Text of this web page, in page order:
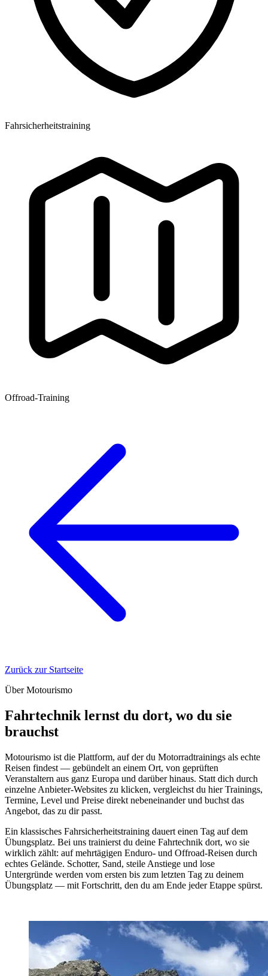
Fahrsicherheitstraining
Offroad-Training
Zurück zur Startseite
Über Motourismo
Fahrtechnik lernst du dort, wo du sie
brauchst
Motourismo ist die Plattform, auf der du Motorradtrainings als echte
Reisen findest — gebündelt an einem Ort, von geprüften
Veranstaltern aus ganz Europa und darüber hinaus. Statt dich durch
einzelne Anbieter-Websites zu klicken, vergleichst du hier Trainings,
Termine, Level und Preise direkt nebeneinander und buchst das
Angebot, das zu dir passt.
Ein klassisches Fahrsicherheitstraining dauert einen Tag auf dem
Übungsplatz. Bei uns trainierst du deine Fahrtechnik dort, wo sie
wirklich zählt: auf mehrtägigen Enduro- und Offroad-Reisen durch
echtes Gelände. Schotter, Sand, steile Anstiege und lose
Untergründe werden vom ersten bis zum letzten Tag zu deinem
Übungsplatz — mit Fortschritt, den du am Ende jeder Etappe spürst.